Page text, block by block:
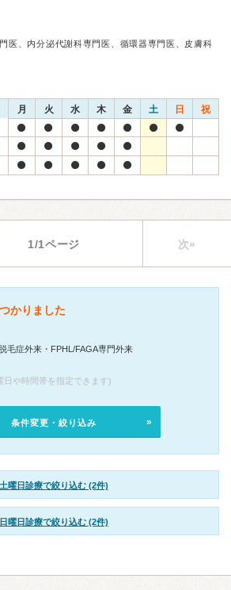
医、内分泌代謝科専門医、循環器専門医、皮膚科
月 火 水 木 金 土 日 祝
1/1ページ 次»
かりました
毛症外来・FPHL/FAGA専門外来
日や時間帯を指定できます)
条件変更・絞り込み
土曜日診療で絞り込む (2件)
日曜日診療で絞り込む (2件)